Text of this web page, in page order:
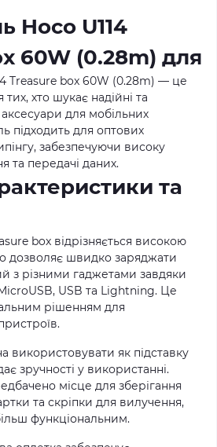
Hoco U114
60W (0.28m) для
Treasure box 60W (0.28m) — це
хто шукає надійні та
для мобільних
підходить для оптових
забезпечуючи високу
та передачі даних.
та
box відрізняється високою
дозволяє швидко заряджати
з різними гаджетами завдяки
USB та Lightning. Це
рішенням для
як підставку
зручності у використанні.
місце для зберігання
та скріпки для вилучення,
функціональним.